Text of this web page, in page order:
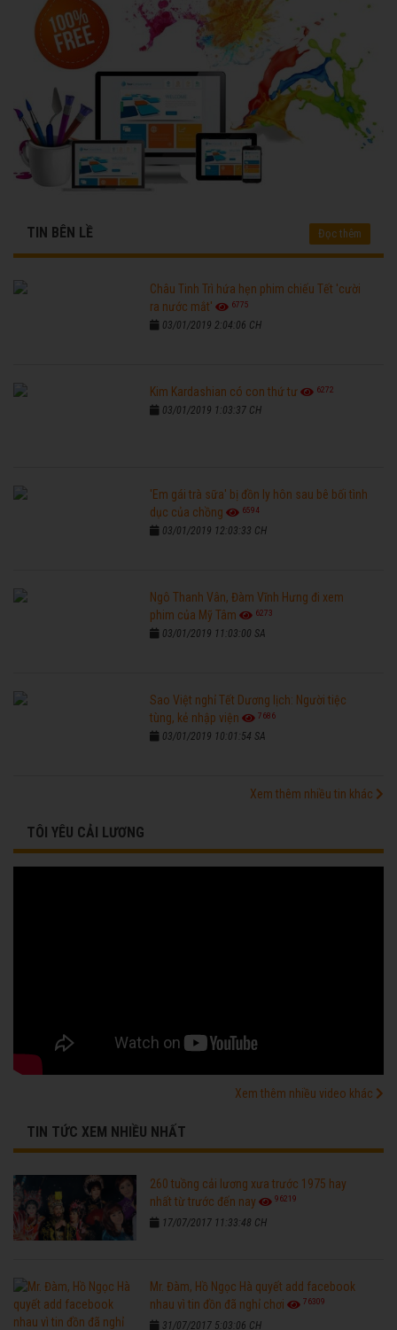
TIN BÊN LỀ Đọc thêm
Châu Tinh Trì hứa hẹn phim chiếu Tết 'cười
ra nước mắt'
6775
03/01/2019 2:04:06 CH
Kim Kardashian có con thứ tư 6272
03/01/2019 1:03:37 CH
'Em gái trà sữa' bị đồn ly hôn sau bê bối tình
dục của chồng
6594
03/01/2019 12:03:33 CH
Ngô Thanh Vân, Đàm Vĩnh Hưng đi xem
phim của Mỹ Tâm
6273
03/01/2019 11:03:00 SA
Sao Việt nghỉ Tết Dương lịch: Người tiệc
tùng, kẻ nhập viện
7686
03/01/2019 10:01:54 SA
Xem thêm nhiều tin khác
TÔI YÊU CẢI LƯƠNG
Xem thêm nhiều video khác
TIN TỨC XEM NHIỀU NHẤT
260 tuồng cải lương xưa trước 1975 hay
nhất từ trước đến nay
96219
17/07/2017 11:33:48 CH
Mr. Đàm, Hồ Ngọc Hà quyết add facebook
nhau vì tin đồn đã nghỉ chơi
76309
31/07/2017 5:03:06 CH